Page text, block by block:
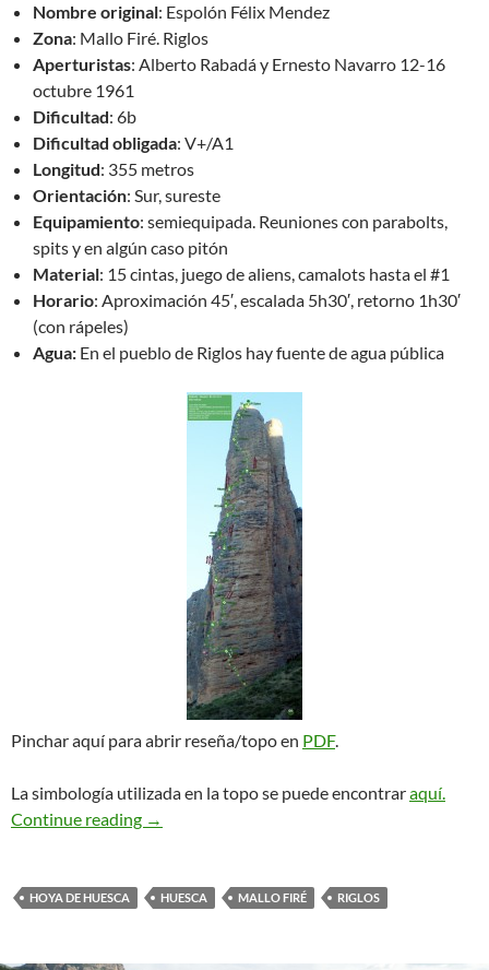
Nombre original: Espolón Félix Mendez
Zona: Mallo Firé. Riglos
Aperturistas: Alberto Rabadá y Ernesto Navarro 12-16
octubre 1961
Dificultad: 6b
Dificultad obligada: V+/A1
Longitud: 355 metros
Orientación: Sur, sureste
Equipamiento: semiequipada. Reuniones con parabolts,
spits y en algún caso pitón
Material: 15 cintas, juego de aliens, camalots hasta el #1
Horario: Aproximación 45′, escalada 5h30′, retorno 1h30′
(con rápeles)
Agua: En el pueblo de Riglos hay fuente de agua pública
Pinchar aquí para abrir reseña/topo en PDF.
La simbología utilizada en la topo se puede encontraraquí.
Continue reading Rabadá – Navarro. Riglos
→
HOYA DE HUESCA HUESCA MALLO FIRÉ RIGLOS